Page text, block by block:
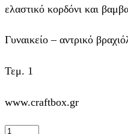
ελαστικό κορδόνι και
Γυναικείο – αντρικό
Τεμ. 1
www.craftbox.gr
Μαρτάκι